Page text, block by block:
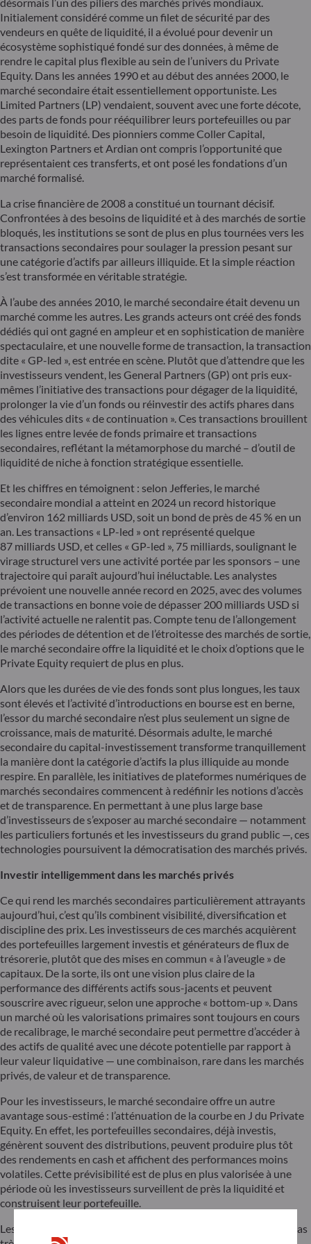
désormais l’un des piliers des marchés privés mondiaux.
Initialement considéré comme un filet de sécurité par des
vendeurs en quête de liquidité, il a évolué pour devenir un
écosystème sophistiqué fondé sur des données, à même de
rendre le capital plus flexible au sein de l’univers du Private
Equity. Dans les années 1990 et au début des années 2000, le
marché secondaire était essentiellement opportuniste. Les
Limited Partners (LP) vendaient, souvent avec une forte décote,
des parts de fonds pour rééquilibrer leurs portefeuilles ou par
besoin de liquidité. Des pionniers comme Coller Capital,
Lexington Partners et Ardian ont compris l’opportunité que
représentaient ces transferts, et ont posé les fondations d’un
marché formalisé.
La crise financière de 2008 a constitué un tournant décisif.
Confrontées à des besoins de liquidité et à des marchés de sortie
bloqués, les institutions se sont de plus en plus tournées vers les
transactions secondaires pour soulager la pression pesant sur
une catégorie d’actifs par ailleurs illiquide. Et la simple réaction
s’est transformée en véritable stratégie.
À l’aube des années 2010, le marché secondaire était devenu un
marché comme les autres. Les grands acteurs ont créé des fonds
dédiés qui ont gagné en ampleur et en sophistication de manière
spectaculaire, et une nouvelle forme de transaction, la transaction
dite « GP-led », est entrée en scène. Plutôt que d’attendre que les
investisseurs vendent, les General Partners (GP) ont pris eux-
mêmes l’initiative des transactions pour dégager de la liquidité,
prolonger la vie d’un fonds ou réinvestir des actifs phares dans
des véhicules dits « de continuation ». Ces transactions brouillent
les lignes entre levée de fonds primaire et transactions
secondaires, reflétant la métamorphose du marché – d’outil de
liquidité de niche à fonction stratégique essentielle.
Et les chiffres en témoignent : selon Jefferies, le marché
secondaire mondial a atteint en 2024 un record historique
d’environ 162 milliards USD, soit un bond de près de 45 % en un
an. Les transactions « LP-led » ont représenté quelque
87 milliards USD, et celles « GP-led », 75 milliards, soulignant le
virage structurel vers une activité portée par les sponsors – une
trajectoire qui paraît aujourd’hui inéluctable. Les analystes
prévoient une nouvelle année record en 2025, avec des volumes
de transactions en bonne voie de dépasser 200 milliards USD si
l’activité actuelle ne ralentit pas. Compte tenu de l’allongement
des périodes de détention et de l’étroitesse des marchés de sortie,
le marché secondaire offre la liquidité et le choix d’options que le
Private Equity requiert de plus en plus.
Alors que les durées de vie des fonds sont plus longues, les taux
sont élevés et l’activité d’introductions en bourse est en berne,
l’essor du marché secondaire n’est plus seulement un signe de
croissance, mais de maturité. Désormais adulte, le marché
secondaire du capital-investissement transforme tranquillement
la manière dont la catégorie d’actifs la plus illiquide au monde
respire. En parallèle, les initiatives de plateformes numériques de
marchés secondaires commencent à redéfinir les notions d’accès
et de transparence. En permettant à une plus large base
d’investisseurs de s’exposer au marché secondaire — notamment
les particuliers fortunés et les investisseurs du grand public —, ces
technologies poursuivent la démocratisation des marchés privés.
Investir intelligemment dans les marchés privés
Ce qui rend les marchés secondaires particulièrement attrayants
aujourd’hui, c’est qu’ils combinent visibilité, diversification et
discipline des prix. Les investisseurs de ces marchés acquièrent
des portefeuilles largement investis et générateurs de flux de
trésorerie, plutôt que des mises en commun « à l’aveugle » de
capitaux. De la sorte, ils ont une vision plus claire de la
performance des différents actifs sous-jacents et peuvent
souscrire avec rigueur, selon une approche « bottom-up ». Dans
un marché où les valorisations primaires sont toujours en cours
de recalibrage, le marché secondaire peut permettre d’accéder à
des actifs de qualité avec une décote potentielle par rapport à
leur valeur liquidative — une combinaison, rare dans les marchés
privés, de valeur et de transparence.
Pour les investisseurs, le marché secondaire offre un autre
avantage sous-estimé : l’atténuation de la courbe en J du Private
Equity. En effet, les portefeuilles secondaires, déjà investis,
génèrent souvent des distributions, peuvent produire plus tôt
des rendements en cash et affichent des performances moins
volatiles. Cette prévisibilité est de plus en plus valorisée à une
période où les investisseurs surveillent de près la liquidité et
construisent leur portefeuille.
Les critiques objectent parfois que le marché secondaire n’est pas